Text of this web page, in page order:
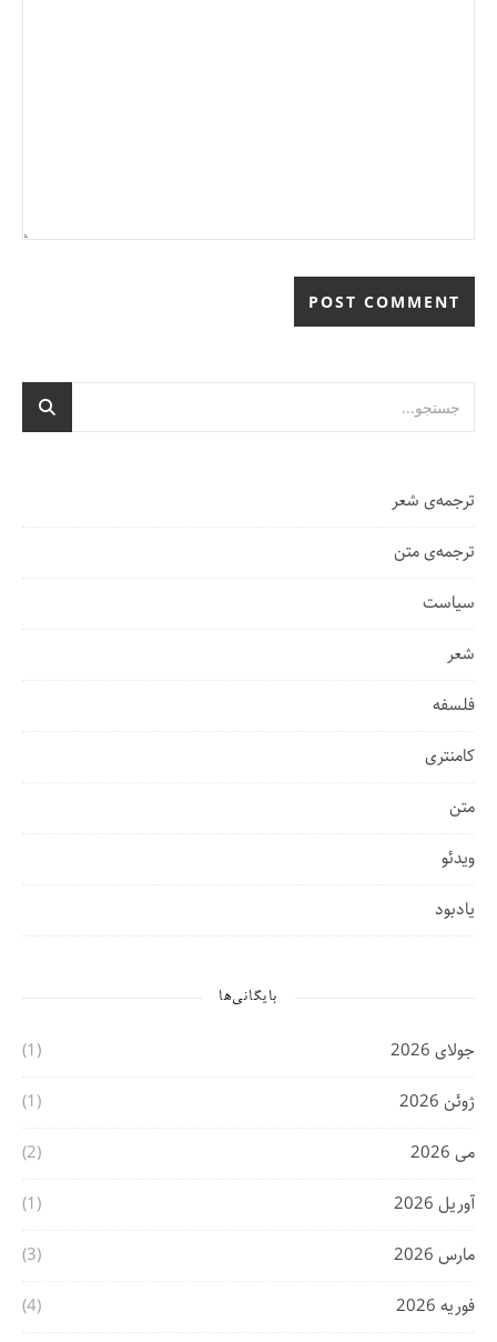
ترجمه‌ی شعر
ترجمه‌ی متن
سیاست
شعر
فلسفه
کامنتری
متن
ویدئو
یادبود
بایگانی‌ها
جولای 2026
(1)
ژوئن 2026
(1)
می 2026
(2)
آوریل 2026
(1)
مارس 2026
(3)
فوریه 2026
(4)